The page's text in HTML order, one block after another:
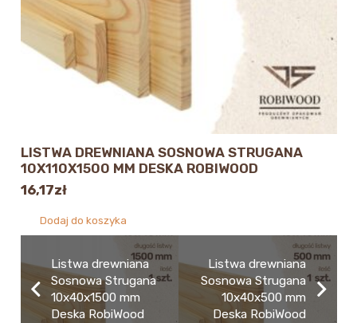
LISTWA DREWNIANA SOSNOWA STRUGANA
10X110X1500 MM DESKA ROBIWOOD
16,17zł
Dodaj do koszyka
Listwa drewniana
Sosnowa Strugana
10x40x1500 mm
Deska RobiWood
Listwa drewniana
Sosnowa Strugana
10x40x500 mm
Deska RobiWood